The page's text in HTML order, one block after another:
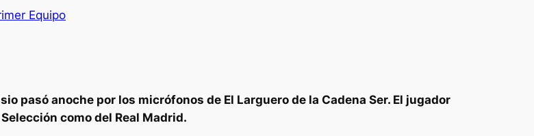
Equipo
pasó anoche por los micrófonos de El Larguero de la Cadena Ser. El jugador
como del Real Madrid.